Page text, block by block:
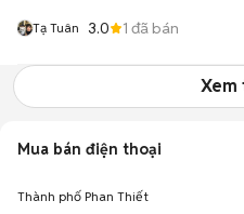
Tạ Tuân 3.0 1 đã bán
Xem
Mua bán điện thoại
Thành phố Phan Thiết